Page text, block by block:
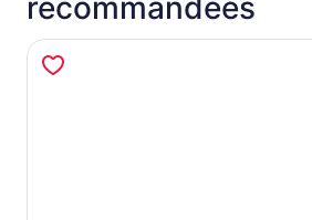
recommandées